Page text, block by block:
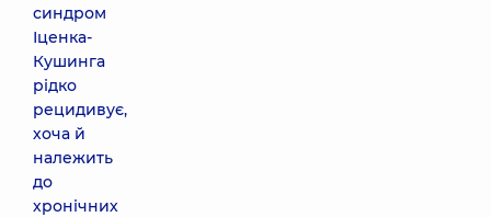
синдром
Іценка-
Кушинга
рідко
рецидивує,
хоча й
належить
до
хронічних